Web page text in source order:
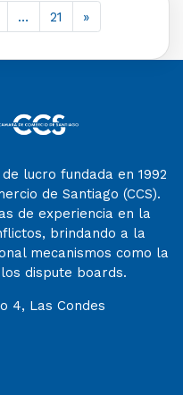
… 21 »
lucro fundada en 1992
de Santiago (CCS).
de experiencia en la
brindando a la
mecanismos como la
dispute boards.
4, Las Condes